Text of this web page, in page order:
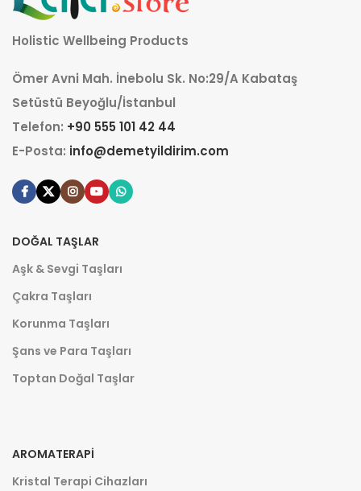
Holistic Wellbeing Products
Ömer Avni Mah. İnebolu Sk. No:29/A Kabataş
Setüstü Beyoğlu/İstanbul
Telefon: +90 555 101 42 44
E-Posta: info@demetyildirim.com
DOĞAL TAŞLAR
Aşk & Sevgi Taşları
Çakra Taşları
Korunma Taşları
Şans ve Para Taşları
Toptan Doğal Taşlar
AROMATERAPI
Kristal Terapi Cihazları